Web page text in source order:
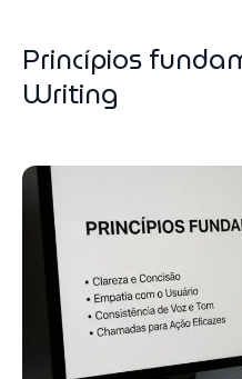
Princípios
Writing